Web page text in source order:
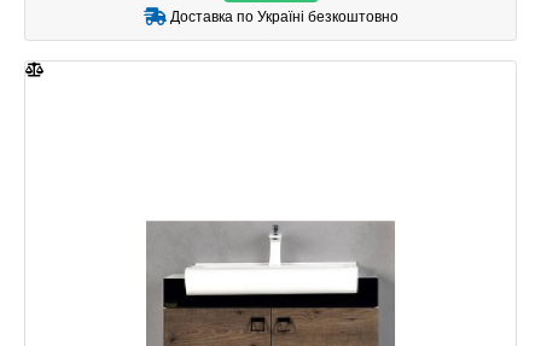
Доставка по Україні безкоштовно